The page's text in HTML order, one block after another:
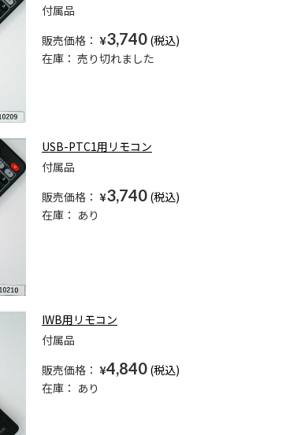
付属品
販売価格： ¥3,740
在庫： 売り切れました
USB-PTC1用リモコン
付属品
販売価格： ¥3,740
在庫： あり
IWB用リモコン
付属品
販売価格： ¥4,840
在庫： あり